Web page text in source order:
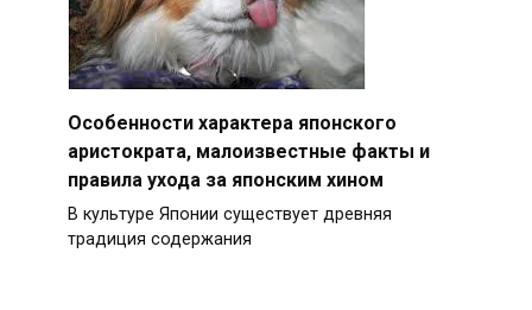
Особенности характера японского
аристократа, малоизвестные факты и
правила ухода за японским хином
В культуре Японии существует древняя
традиция содержания